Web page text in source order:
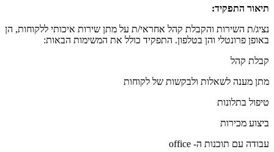
תיאור התפקיד:
נציג/ת השירות והקבלת קהל אחראי/ת על מתן שירות איכותי ללקוחות, הן
באופן פרונטלי והן בטלפון. התפקיד כולל את המשימות הבאות:
קבלת קהל
מתן מענה לשאלות ולבקשות של לקוחות
טיפול בתלונות
ביצוע מכירות
עבודה עם תוכנות ה- office